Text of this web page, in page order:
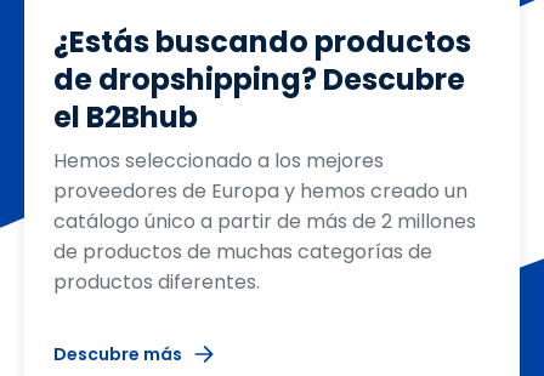
¿Estás buscando productos
de dropshipping? Descubre
el B2Bhub
Hemos seleccionado a los mejores
proveedores de Europa y hemos creado un
catálogo único a partir de más de 2 millones
de productos de muchas categorías de
productos diferentes.
Descubre más